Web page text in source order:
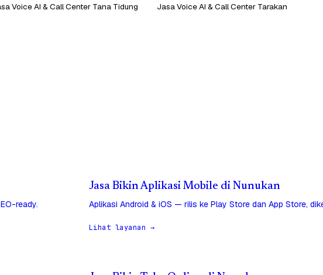
Voice AI & Call Center Tana Tidung Jasa Voice AI & Call Center Tarakan
ready.
Jasa Bikin Aplikasi Mobile di Nunukan
Aplikasi Android & iOS — rilis ke Play Store dan App Store,
Lihat layanan →